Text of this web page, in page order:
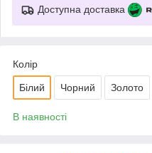
Доступна доставка
Колір
Білий Чорний Золото
В наявності